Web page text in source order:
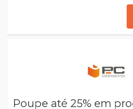
Poupe até 25% em